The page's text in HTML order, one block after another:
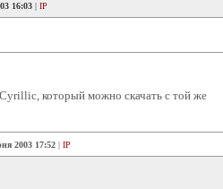
16:03 | IP
который можно скачать с той же
2003 17:52 | IP